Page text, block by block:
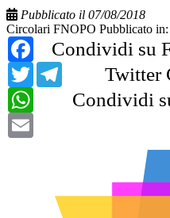
Pubblicato il 07/08/2018
Circolari FNOPO Pubblicato in:
Condividi su
Facebook
Twitter
TwitterTelegram
Condividi
WhatsApp